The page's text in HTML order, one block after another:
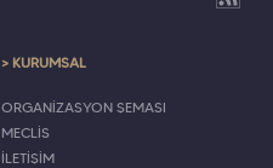
> KURUMSAL
ORGANİZASYON ŞEMASI
MECLİS
İLETİŞİM